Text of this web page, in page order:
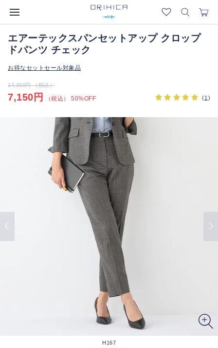
エアーテックスパンセットアップ クロップ
ドパンツ チェック
お得なセットセール対象品
14,300円 （税込）
7,150円 （税込） 50%OFF (1 )
H167